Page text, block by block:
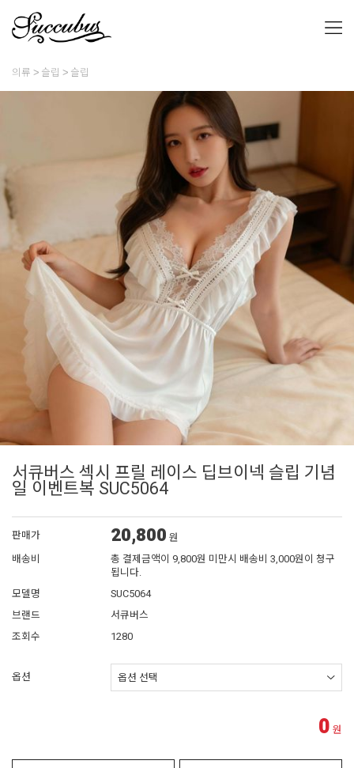
의류 슬립 슬립
서큐버스 섹시 프릴 레이스 딥브이넥 슬립 기념
일 이벤트복 SUC5064
판매가 20,800 원
배송비
총 결제금액이 9,800원 미만시 배송비 3,000원이 청구
됩니다.
모델명
SUC5064
브랜드
서큐버스
조회수
1280
옵션
0 원